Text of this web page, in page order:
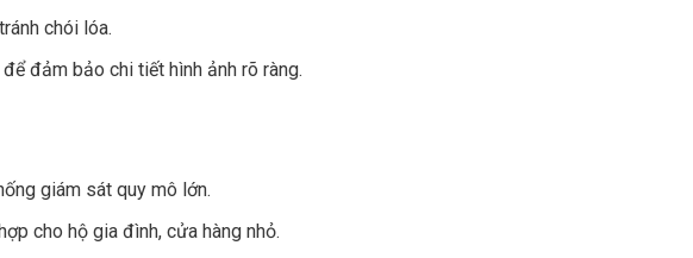
chói lóa.
đảm bảo chi tiết hình ảnh rõ ràng.
giám sát quy mô lớn.
cho hộ gia đình, cửa hàng nhỏ.